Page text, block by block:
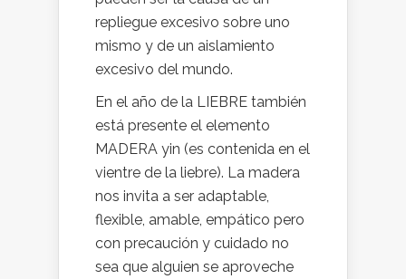
repliegue excesivo sobre uno
mismo y de un aislamiento
excesivo del mundo.
En el año de la LIEBRE también
está presente el elemento
MADERA yin (es contenida en el
vientre de la liebre). La madera
nos invita a ser adaptable,
flexible, amable, empático pero
con precaución y cuidado no
sea que alguien se aproveche